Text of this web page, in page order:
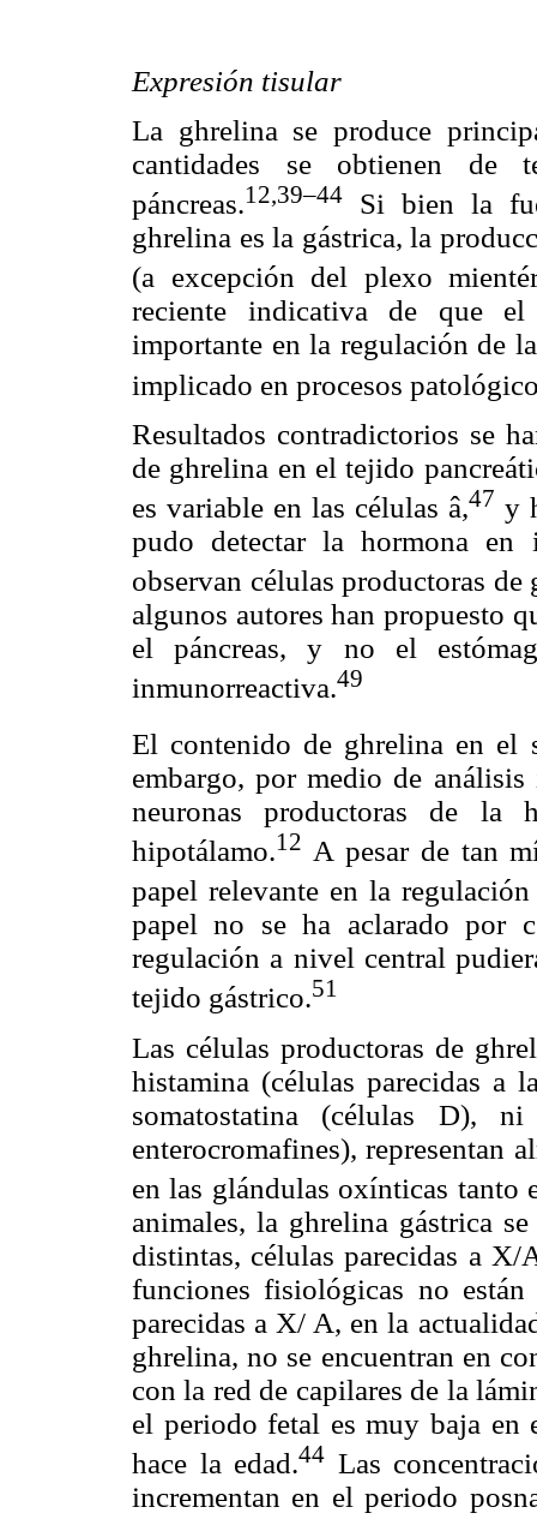
Expresión tisular
La ghrelina se produce
cantidades se obtienen de
páncreas.12,39–44
Si bien la
ghrelina es la gástrica, la
(a excepción del plexo
reciente indicativa de que
importante en la regulación de
implicado en procesos
Resultados contradictorios se
de ghrelina en el tejido
es variable en las células â,47 y
pudo detectar la hormona en
observan células productoras
algunos autores han propuesto
el páncreas, y no el
inmunorreactiva.49
El contenido de ghrelina en el
embargo, por medio de
neuronas productoras de
hipotálamo.12 A pesar de tan
papel relevante en la
papel no se ha aclarado por
regulación a nivel central
tejido gástrico.51
Las células productoras de
histamina (células parecidas a
somatostatina (células D),
enterocromafines), representan
en las glándulas oxínticas tanto
animales, la ghrelina gástrica
distintas, células parecidas a
funciones fisiológicas no
parecidas a X/ A, en la
ghrelina, no se encuentran en
con la red de capilares de la
el periodo fetal es muy baja en
hace la edad.44 Las
incrementan en el periodo